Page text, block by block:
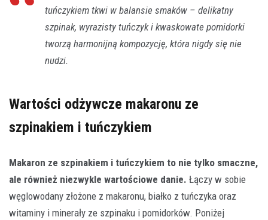
tuńczykiem tkwi w balansie smaków – delikatny
szpinak, wyrazisty tuńczyk i kwaskowate pomidorki
tworzą harmonijną kompozycję, która nigdy się nie
nudzi.
Wartości odżywcze makaronu ze
szpinakiem i tuńczykiem
Makaron ze szpinakiem i tuńczykiem to nie tylko smaczne,
ale również niezwykle wartościowe danie. Łączy w sobie
węglowodany złożone z makaronu, białko z tuńczyka oraz
witaminy i minerały ze szpinaku i pomidorków. Poniżej